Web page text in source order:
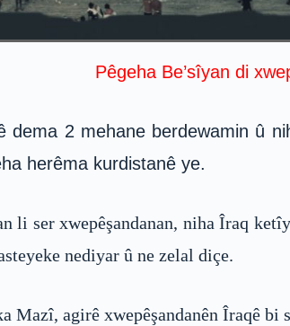
Pêgeha Be’sîyan di
dema 2 mehane berdewamin û
herêma kurdistanê ye.
li ser xwepêşandanan, niha Îraq
nediyar û ne zelal diçe.
Mazî, agirê xwepêşandanên Îraqê